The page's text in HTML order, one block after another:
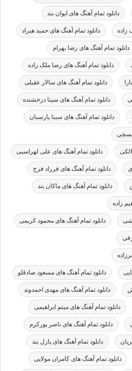
دانلود تمام آهنگ های ایوان بند
زاده دانلود تمام آهنگ های حمید هیراد
دانلود تمام آهنگ های رضا بهرام
دانلود تمام آهنگ های رضا ملک زاده
دانلود تمام آهنگ های سالار عقیلی
دانلود تمام آهنگ های سینا درخشنده
دانلود تمام آهنگ های سینا پارسیان
دانلود تمام آهنگ های علی لهراسبی
دانلود تمام آهنگ های فرزاد فرخ
دانلود تمام آهنگ های ماکان بند
زاده
دانلود تمام آهنگ های محمود کریمی
دانلود تمام آهنگ های مسعود صادقلو
دانلود تمام آهنگ های مهدی احمدوند
دانلود تمام آهنگ های میثم ابراهیمی
دانلود تمام آهنگ های ناصر پورکرم
دانلود تمام آهنگ های پازل بند
دانلود تمام آهنگ های کامران مولایی